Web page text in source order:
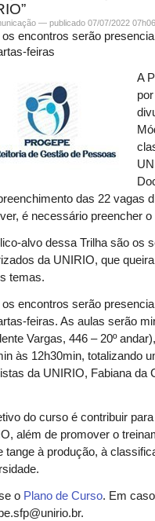
—publicado 07/07/2022
os encontros serão
feiras
A
das 22 vagas
é necessário preencher o
alvo dessa Trilha são os
da UNIRIO, que
temas.
os encontros serão
feiras.As aulas serão
Vargas, 446 – 20º
às 12h30min, totalizando
da UNIRIO, Fabiana da
do curso é contribuir
além de promover o
tange à produção, à
o Plano de Curso. Em
.